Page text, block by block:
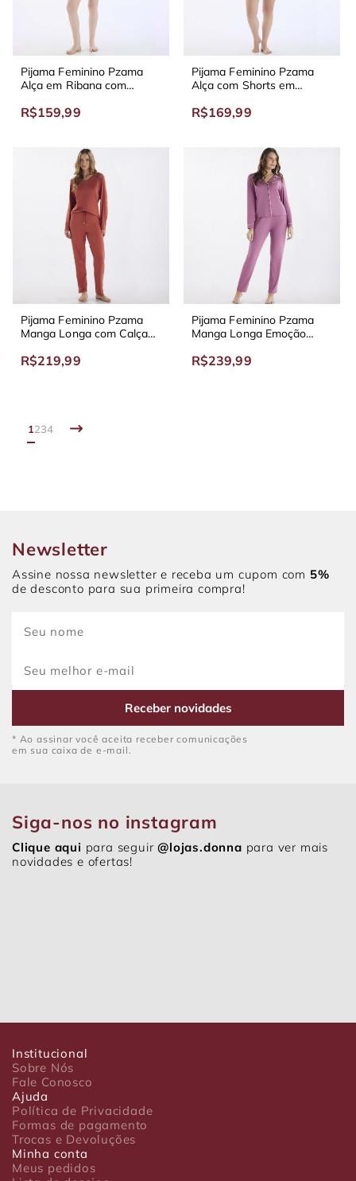
Pijama Feminino Pzama
Alça em Ribana com
R$159,99
Pijama Feminino Pzama
Alça com Shorts em
R$169,99
Pijama Feminino Pzama
Manga Longa com Calça
R$219,99
Pijama Feminino Pzama
Manga Longa Emoção
R$239,99
1234
Newsletter
Assine nossa newsletter e receba um cupom com 5%
de desconto para sua primeira compra!
Receber novidades
* Ao assinar você aceita receber comunicações
em sua caixa de e-mail.
Siga-nos no instagram
Clique aqui para seguir@lojas.donna para ver mais
novidades e ofertas!
Institucional
Sobre Nós
Fale Conosco
Ajuda
Política de Privacidade
Formas de pagamento
Trocas e Devoluções
Minha conta
Meus pedidos